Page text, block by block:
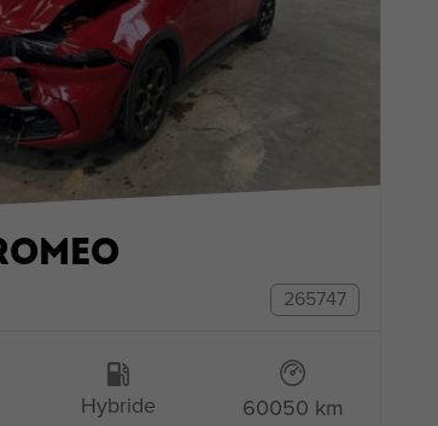
265747
Hybride 60050 km